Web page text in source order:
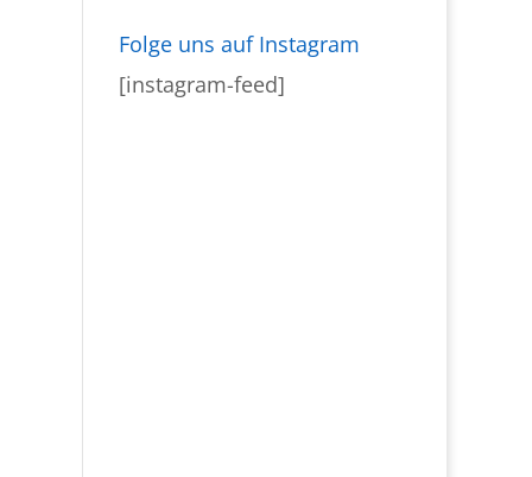
Folge uns auf Instagram
[instagram-feed]